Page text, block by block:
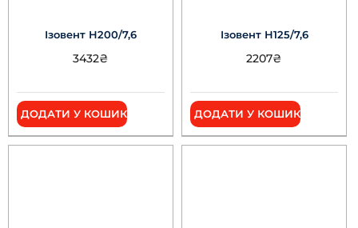
Ізовент Н200/7,6
3432₴
ДОДАТИ У КОШИК
Ізовент Н125/7,6
2207₴
ДОДАТИ У КОШИК